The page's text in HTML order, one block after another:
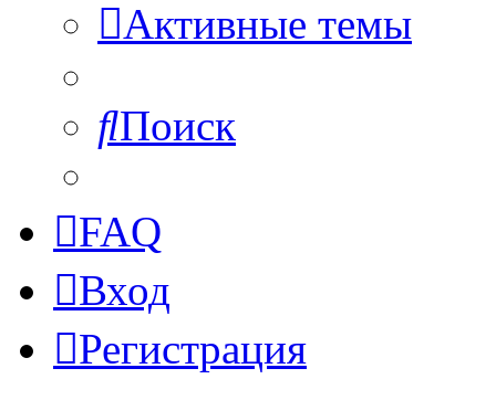
Активные темы
Поиск
FAQ
Вход
Регистрация